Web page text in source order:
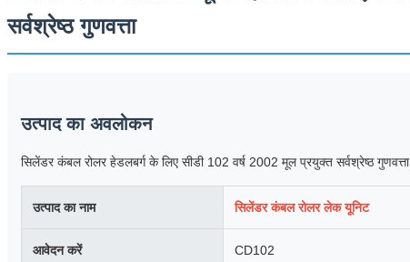
सर्वश्रेष्ठ गुणवत्ता
उत्पाद का अवलोकन
सिलेंडर कंबल रोलर हेडलबर्ग के लिए सीडी 102 वर्ष 2002 मूल प्रयुक्त सर्वश्रेष्ठ गुणवत्ता
उत्पाद का नाम सिलेंडर कंबल रोलर लेक यूनिट
आवेदन करें CD102